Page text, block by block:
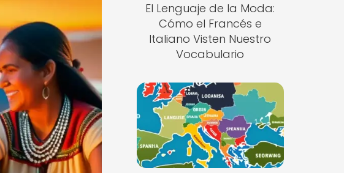
El Lenguaje de la Moda:
Cómo el Francés e
Italiano Visten Nuestro
Vocabulario